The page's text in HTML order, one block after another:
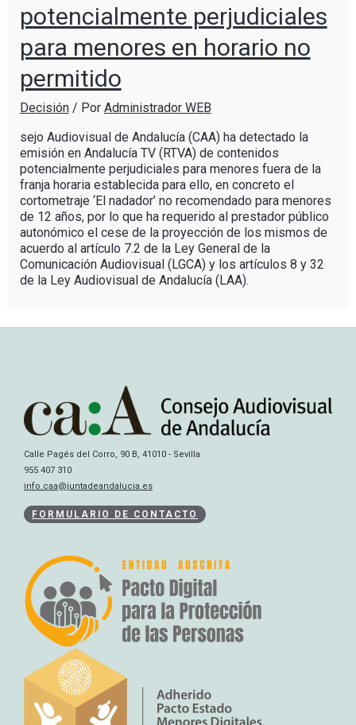
potencialmente perjudiciales
para menores en horario no
permitido
Decisión/ Por Administrador WEB
sejo Audiovisual de Andalucía (CAA) ha detectado la
emisión en Andalucía TV (RTVA) de contenidos
potencialmente perjudiciales para menores fuera de la
franja horaria establecida para ello, en concreto el
cortometraje ‘El nadador’ no recomendado para menores
de 12 años, por lo que ha requerido al prestador público
autonómico el cese de la proyección de los mismos de
acuerdo al artículo 7.2 de la Ley General de la
Comunicación Audiovisual (LGCA) y los artículos 8 y 32
de la Ley Audiovisual de Andalucía (LAA).
Calle Pagés del Corro, 90 B, 41010 - Sevilla
955 407 310
info.caa@juntadeandalucia.es
FORMULARIO DE CONTACTO